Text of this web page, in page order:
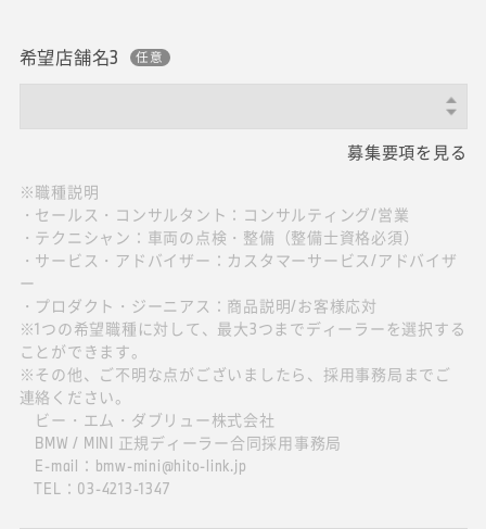
希望店舗名3
募集要項を見る
※職種説明
・セールス・コンサルタント：コンサルティング/営業
・テクニシャン：車両の点検・整備（整備士資格必須）
・サービス・アドバイザー：カスタマーサービス/アドバイザ
ー
・プロダクト・ジーニアス：商品説明/お客様応対
※1つの希望職種に対して、最大3つまでディーラーを選択する
ことができます。
※その他、ご不明な点がございましたら、採用事務局までご
連絡ください。
ビー・エム・ダブリュー株式会社
BMW / MINI 正規ディーラー合同採用事務局
E-mail：bmw-mini@hito-link.jp
TEL：03-4213-1347